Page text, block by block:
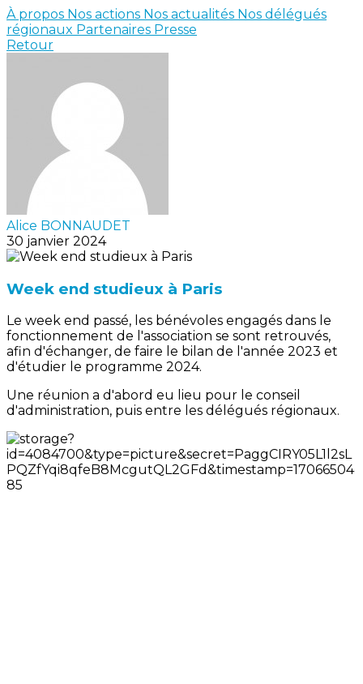
À propos Nos actions Nos actualités Nos délégués
régionaux Partenaires Presse
Retour
Alice BONNAUDET
30 janvier 2024
Week end studieux à Paris
Le week end passé, les bénévoles engagés dans le
fonctionnement de l'association se sont retrouvés,
afin d'échanger, de faire le bilan de l'année 2023 et
d'étudier le programme 2024.
Une réunion a d'abord eu lieu pour le conseil
d'administration, puis entre les délégués régionaux.